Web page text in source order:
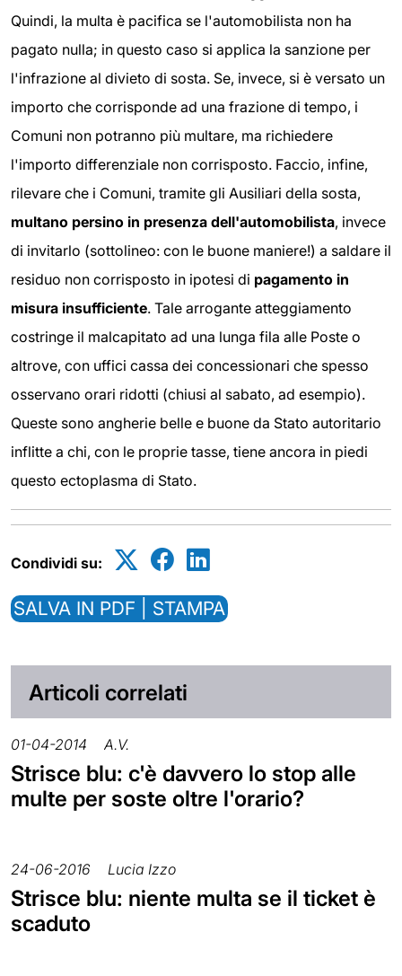
Quindi, la multa è pacifica se l'automobilista non ha
pagato nulla; in questo caso si applica la sanzione per
l'infrazione al divieto di sosta. Se, invece, si è versato un
importo che corrisponde ad una frazione di tempo, i
Comuni non potranno più multare, ma richiedere
l'importo differenziale non corrisposto. Faccio, infine,
rilevare che i Comuni, tramite gli Ausiliari della sosta,
multano persino in presenza dell'automobilista, invece
di invitarlo (sottolineo: con le buone maniere!) a saldare il
residuo non corrisposto in ipotesi di pagamento in
misura insufficiente. Tale arrogante atteggiamento
costringe il malcapitato ad una lunga fila alle Poste o
altrove, con uffici cassa dei concessionari che spesso
osservano orari ridotti (chiusi al sabato, ad esempio).
Queste sono angherie belle e buone da Stato autoritario
inflitte a chi, con le proprie tasse, tiene ancora in piedi
questo ectoplasma di Stato.
Condividi su:
SALVA IN PDF | STAMPA
Articoli correlati
01-04-2014 A.V.
Strisce blu: c'è davvero lo stop alle
multe per soste oltre l'orario?
24-06-2016 Lucia Izzo
Strisce blu: niente multa se il ticket è
scaduto